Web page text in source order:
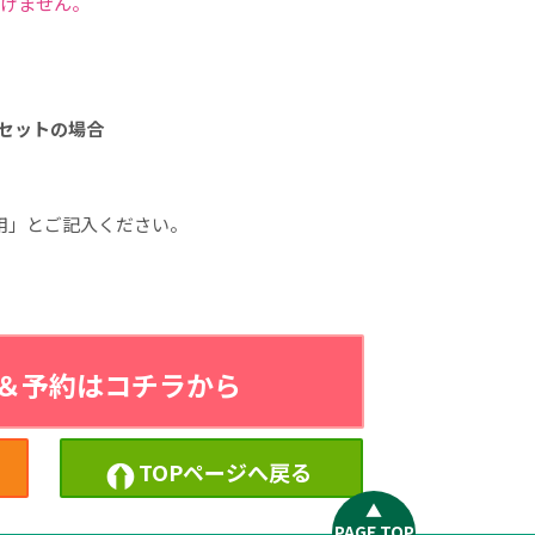
ットの場合
とご記入ください。
予約はコチラから
⮉TOPページへ戻る
▲